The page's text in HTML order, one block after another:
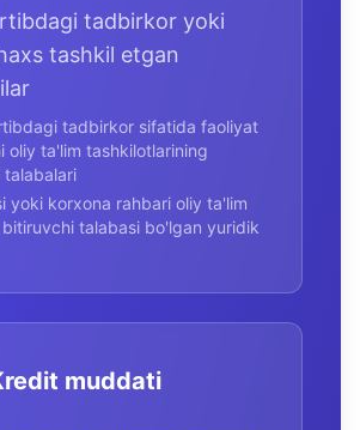
tadbirkor yoki
tashkil etgan
tadbirkor sifatida faoliyat
oliy ta'lim tashkilotlarining
yoki korxona rahbari oliy ta'lim
talabasi bo'lgan yuridik
muddati